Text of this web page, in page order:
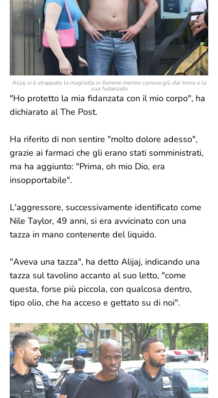
Alijaj si è strappato la maglietta in fiamme mentre correva giù dal treno e la
sua fudanzata
"Ho protetto la mia fidanzata con il mio corpo", ha
dichiarato al The Post.
Ha riferito di non sentire "molto dolore adesso",
grazie ai farmaci che gli erano stati somministrati,
ma ha aggiunto: "Prima, oh mio Dio, era
insopportabile".
L'aggressore, successivamente identificato come
Nile Taylor, 49 anni, si era avvicinato con una
tazza in mano contenente del liquido.
"Aveva una tazza", ha detto Alijaj, indicando una
tazza sul tavolino accanto al suo letto, "come
questa, forse più piccola, con qualcosa dentro,
tipo olio, che ha acceso e gettato su di noi".